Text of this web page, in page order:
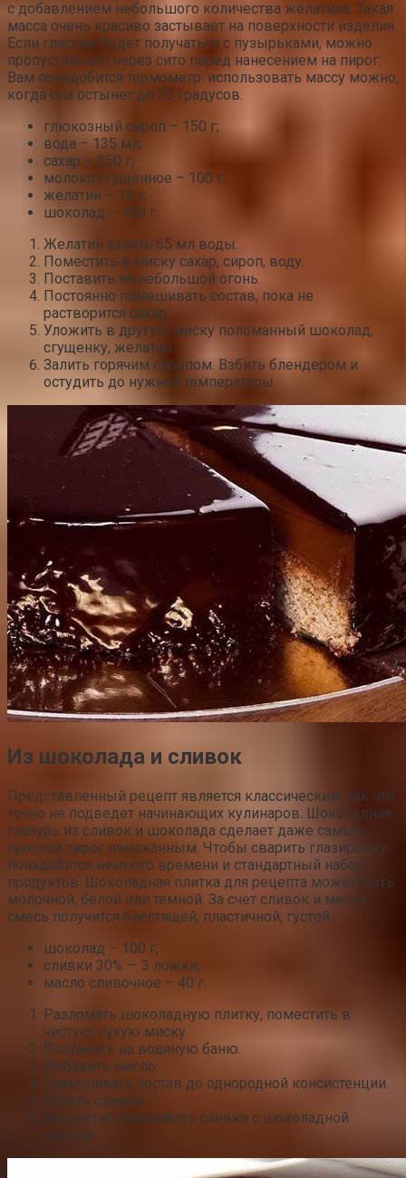
с добавлением небольшого количества желатина. Такая
масса очень красиво застывает на поверхности изделия.
Если гляссаж будет получаться с пузырьками, можно
пропустить его через сито перед нанесением на пирог.
Вам понадобится термометр: использовать массу можно,
когда она остынет до 35 градусов.
глюкозный сироп – 150 г;
вода – 135 мл;
сахар – 150 г;
молоко сгущенное – 100 г;
желатин – 15 г;
шоколад – 150 г.
Желатин залить 65 мл воды.
Поместить в миску сахар, сироп, воду.
Поставить на небольшой огонь.
Постоянно помешивать состав, пока не
растворится сахар.
Уложить в другую миску поломанный шоколад,
сгущенку, желатин.
Залить горячим сиропом. Взбить блендером и
остудить до нужной температуры.
Из шоколада и сливок
Представленный рецепт является классическим, так что
точно не подведет начинающих кулинаров. Шоколадная
глазурь из сливок и шоколада сделает даже самый
простой пирог изысканным. Чтобы сварить глазировку
понадобится немного времени и стандартный набор
продуктов. Шоколадная плитка для рецепта может быть
молочной, белой или темной. За счет сливок и масла
смесь получится блестящей, пластичной, густой.
шоколад – 100 г;
сливки 30% — 3 ложки;
масло сливочное – 40 г.
Разломать шоколадную плитку, поместить в
чистую, сухую миску.
Поставить на водяную баню.
Добавить масло.
Помешивать состав до однородной консистенции.
Взбить сливки.
Аккуратно смешивать сливки с шоколадной
массой.